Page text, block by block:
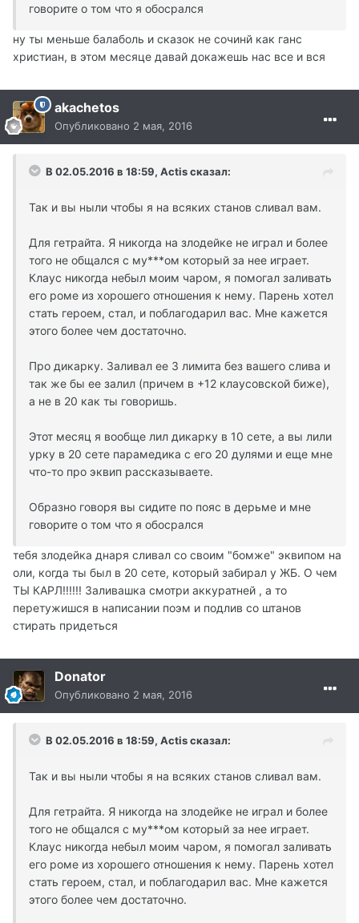
говорите о том что я обосрался
ну ты меньше балаболь и сказок не сочинй как ганс
христиан, в этом месяце давай докажешь нас все и вся
akachetos
Опубликовано 2 мая, 2016
В 02.05.2016 в 18:59, Actis сказал:
Так и вы ныли чтобы я на всяких станов сливал вам.
Для гетрайта. Я никогда на злодейке не играл и более
того не общался с му***ом который за нее играет.
Клаус никогда небыл моим чаром, я помогал заливать
его роме из хорошего отношения к нему. Парень хотел
стать героем, стал, и поблагодарил вас. Мне кажется
этого более чем достаточно.
Про дикарку. Заливал ее 3 лимита без вашего слива и
так же бы ее залил (причем в +12 клаусовской биже),
а не в 20 как ты говоришь.
Этот месяц я вообще лил дикарку в 10 сете, а вы лили
урку в 20 сете парамедика с его 20 дулями и еще мне
что-то про эквип рассказываете.
Образно говоря вы сидите по пояс в дерьме и мне
говорите о том что я обосрался
тебя злодейка днаря сливал со своим "бомже" эквипом на
оли, когда ты был в 20 сете, который забирал у ЖБ. О чем
ТЫ КАРЛ!!!!!! Заливашка смотри аккуратней , а то
перетужишся в написании поэм и подлив со штанов
стирать придеться
Donator
Опубликовано 2 мая, 2016
В 02.05.2016 в 18:59, Actis сказал:
Так и вы ныли чтобы я на всяких станов сливал вам.
Для гетрайта. Я никогда на злодейке не играл и более
того не общался с му***ом который за нее играет.
Клаус никогда небыл моим чаром, я помогал заливать
его роме из хорошего отношения к нему. Парень хотел
стать героем, стал, и поблагодарил вас. Мне кажется
этого более чем достаточно.